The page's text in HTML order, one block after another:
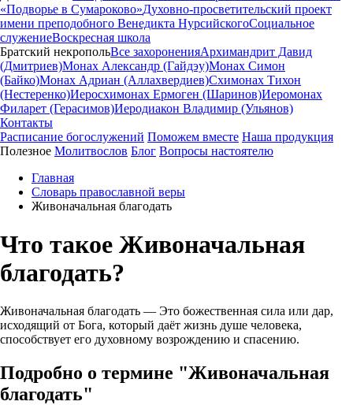
«Подворье в Сумароково»Духовно-просветительский проект
имени преподобного Венедикта НурсийскогоСоциальное
служениеВоскресная школа
Братский некропольВсе захороненияАрхимандрит Давид
(Дмитриев)Монах Александр (Гайдэу)Монах Симон
(Байко)Монах Адриан (Аллахвердиев)Схимонах Тихон
(Нестеренко)Иеросхимонах Ермоген (Шаринов)Иеромонах
Филарет (Герасимов)Иеродиакон Владимир (Ульянов)
Контакты
Расписание богослужений Поможем вместе Наша продукция
Полезное Молитвослов Блог Вопросы настоятелю
Главная
Словарь православной веры
Живоначальная благодать
Что такое Живоначальная
благодать?
Живоначальная благодать — Это божественная сила или дар,
исходящий от Бога, который даёт жизнь душе человека,
способствует его духовному возрождению и спасению.
Подробно о термине "Живоначальная
благодать"